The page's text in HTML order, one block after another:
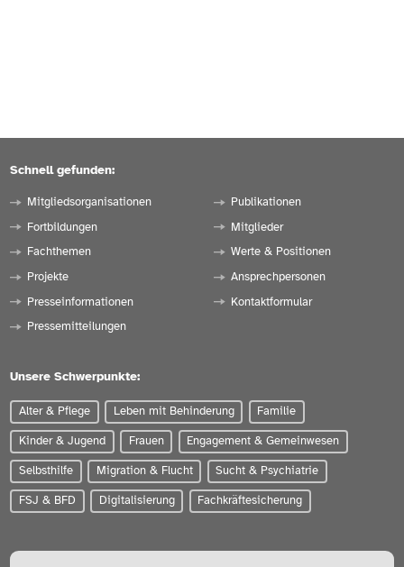
Schnell gefunden:
Mitgliedsorganisationen
Fortbildungen
Fachthemen
Projekte
Presseinformationen
Pressemitteilungen
Publikationen
Mitglieder
Werte & Positionen
Ansprechpersonen
Kontaktformular
Unsere Schwerpunkte:
Alter & Pflege Leben mit Behinderung Familie
Kinder & Jugend Frauen Engagement & Gemeinwesen
Selbsthilfe Migration & Flucht Sucht & Psychiatrie
FSJ & BFD Digitalisierung Fachkräftesicherung